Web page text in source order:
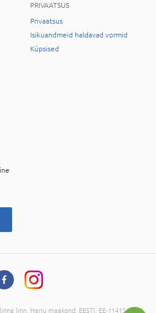
PRIVAATSUS
Privaatsus
Isikuandmeid haldavad vormid
Küpsised
linn, Harju maakond, EESTI, EE-11415,